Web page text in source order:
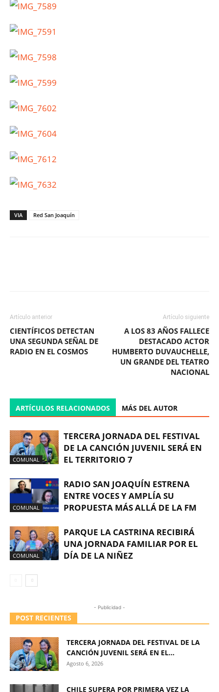
VIA Red San Joaquín
Artículo anterior
CIENTÍFICOS DETECTAN
UNA SEGUNDA SEÑAL DE
RADIO EN EL COSMOS
Artículo siguiente
A LOS 83 AÑOS FALLECE
DESTACADO ACTOR
HUMBERTO DUVAUCHELLE,
UN GRANDE DEL TEATRO
NACIONAL
ARTÍCULOS RELACIONADOS MÁS DEL AUTOR
COMUNAL
TERCERA JORNADA DEL FESTIVAL
DE LA CANCIÓN JUVENIL SERÁ EN
EL TERRITORIO 7
COMUNAL
RADIO SAN JOAQUÍN ESTRENA
ENTRE VOCES Y AMPLÍA SU
PROPUESTA MÁS ALLÁ DE LA FM
COMUNAL
PARQUE LA CASTRINA RECIBIRÁ
UNA JORNADA FAMILIAR POR EL
DÍA DE LA NIÑEZ
- Publicidad -
POST RECIENTES
TERCERA JORNADA DEL FESTIVAL DE LA
CANCIÓN JUVENIL SERÁ EN EL...
Agosto 6, 2026
CHILE SUPERA POR PRIMERA VEZ LA